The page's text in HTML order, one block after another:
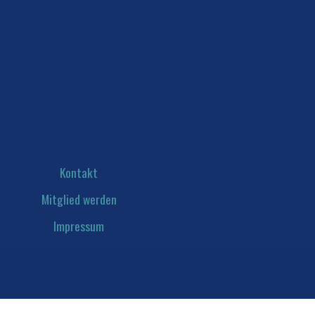
Kontakt
Mitglied werden
Impressum